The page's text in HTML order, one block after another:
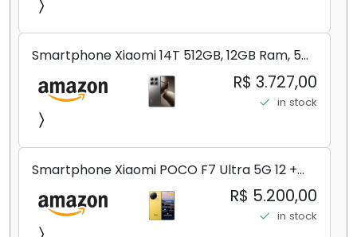
Smartphone Xiaomi 14T 512GB, 12GB Ram, 5G,
Leica, Cinza - no Brasil
R$ 3.727,00
in stock
Smartphone Xiaomi POCO F7 Ultra 5G 12 +
256GB/16+512GB Processador Snapdragon 8
Elite Top de Linha Chip VisionBoost D7 para
Jogos Pesados Tela Flow AMOLED 2K...
R$ 5.200,00
in stock